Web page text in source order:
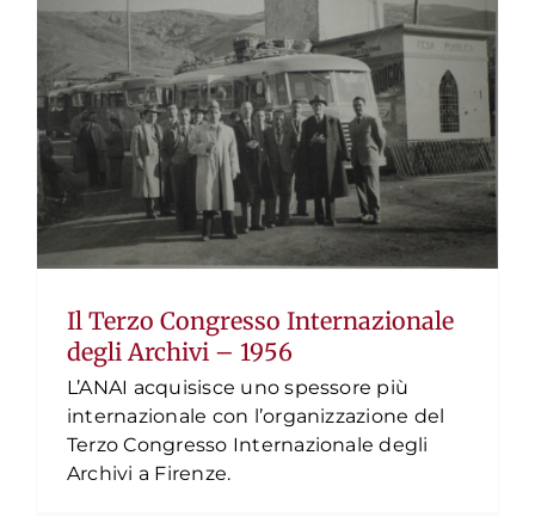
Il Terzo Congresso Internazionale
degli Archivi – 1956
L’ANAI acquisisce uno spessore più
internazionale con l’organizzazione del
Terzo Congresso Internazionale degli
Archivi a Firenze.
– 1964
Timeline